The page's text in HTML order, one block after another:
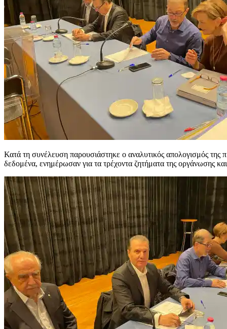
Κατά τη συνέλευση παρουσιάστηκε ο αναλυτικός απολογισμός
δεδομένα, ενημέρωσαν για τα τρέχοντα ζητήματα της οργάνωσης